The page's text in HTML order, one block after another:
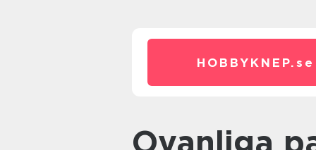
HOBBYKNEP. se
ovanliga